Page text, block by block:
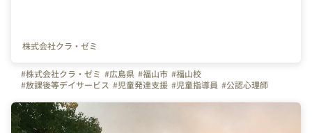
株式会社クラ・ゼミ
#株式会社クラ・ゼミ #広島県 #福山市 #福山校
#放課後等デイサービス #児童発達支援 #児童指導員 #公認心理師